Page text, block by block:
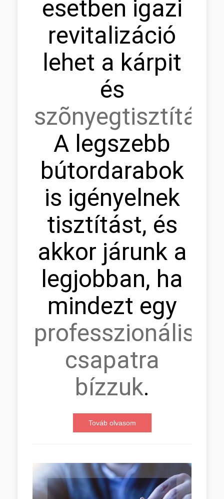
esetben igazi
revitalizáció
lehet a kárpit
és
szõnyegtisztítás.
A legszebb
bútordarabok
is igényelnek
tisztítást, és
akkor járunk a
legjobban, ha
mindezt egy
professzionális
csapatra
bízzuk.
Továb olvasom